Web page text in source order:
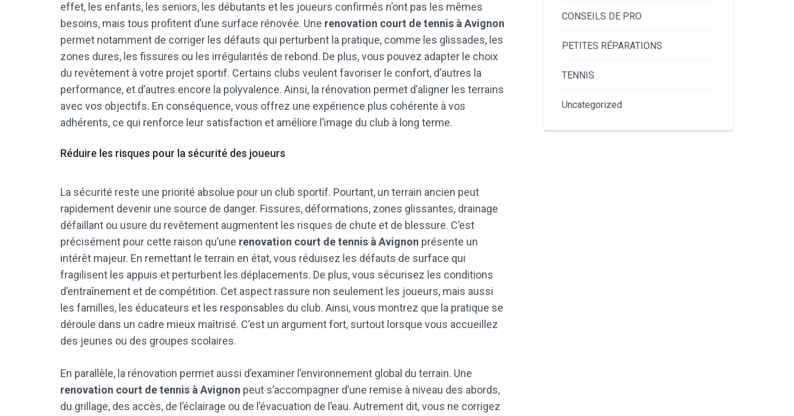
effet, les enfants, les seniors, les débutants et les joueurs confirmés n’ont pas les mêmes
besoins, mais tous profitent d’une surface rénovée. Une renovation court de tennis à Avignon
permet notamment de corriger les défauts qui perturbent la pratique, comme les glissades, les
zones dures, les fissures ou les irrégularités de rebond. De plus, vous pouvez adapter le choix
du revêtement à votre projet sportif. Certains clubs veulent favoriser le confort, d’autres la
performance, et d’autres encore la polyvalence. Ainsi, la rénovation permet d’aligner les terrains
avec vos objectifs. En conséquence, vous offrez une expérience plus cohérente à vos
adhérents, ce qui renforce leur satisfaction et améliore l’image du club à long terme.
Réduire les risques pour la sécurité des joueurs
La sécurité reste une priorité absolue pour un club sportif. Pourtant, un terrain ancien peut
rapidement devenir une source de danger. Fissures, déformations, zones glissantes, drainage
défaillant ou usure du revêtement augmentent les risques de chute et de blessure. C’est
précisément pour cette raison qu’une renovation court de tennis à Avignon présente un
intérêt majeur. En remettant le terrain en état, vous réduisez les défauts de surface qui
fragilisent les appuis et perturbent les déplacements. De plus, vous sécurisez les conditions
d’entraînement et de compétition. Cet aspect rassure non seulement les joueurs, mais aussi
les familles, les éducateurs et les responsables du club. Ainsi, vous montrez que la pratique se
déroule dans un cadre mieux maîtrisé. C’est un argument fort, surtout lorsque vous accueillez
des jeunes ou des groupes scolaires.
En parallèle, la rénovation permet aussi d’examiner l’environnement global du terrain. Une
renovation court de tennis à Avignon peut s’accompagner d’une remise à niveau des abords,
du grillage, des accès, de l’éclairage ou de l’évacuation de l’eau. Autrement dit, vous ne corrigez
CONSEILS DE PRO
PETITES RÉPARATIONS
TENNIS
Uncategorized